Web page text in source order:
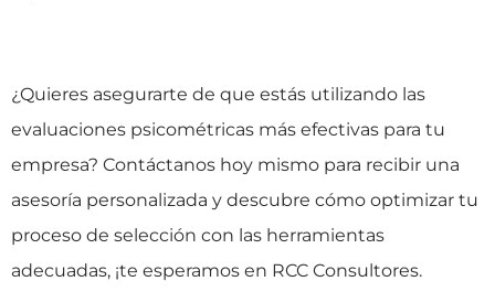
¿Quieres asegurarte de que estás utilizando las
evaluaciones psicométricas más efectivas para tu
empresa? Contáctanos hoy mismo para recibir una
asesoría personalizada y descubre cómo optimizar tu
proceso de selección con las herramientas
adecuadas, ¡te esperamos en RCC Consultores.